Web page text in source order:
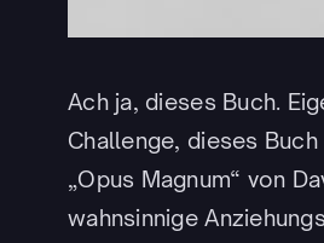
Ach ja, dieses Buch.
Challenge, dieses
„Opus Magnum“ von
wahnsinnige